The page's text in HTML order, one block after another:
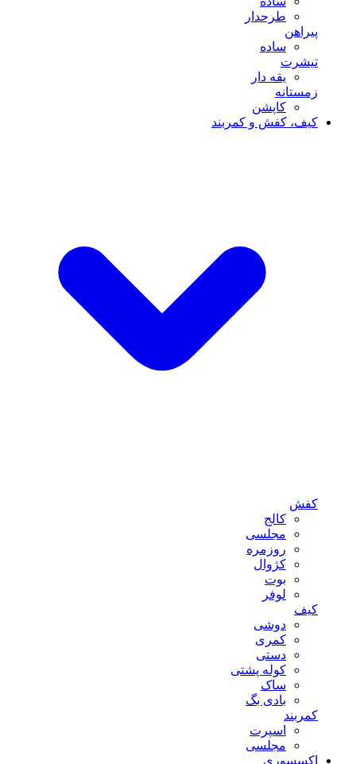
طرحدار
پیراهن
ساده
تیشرت
یقه دار
زمستانه
کاپشن
کیف، کفش و کمربند
کفش
کالج
مجلسی
روزمره
کژوال
بوت
لوفر
کیف
دوشی
کمری
دستی
کوله پشتی
ساک
بادی بگ
کمربند
اسپرت
مجلسی
اکسسوری